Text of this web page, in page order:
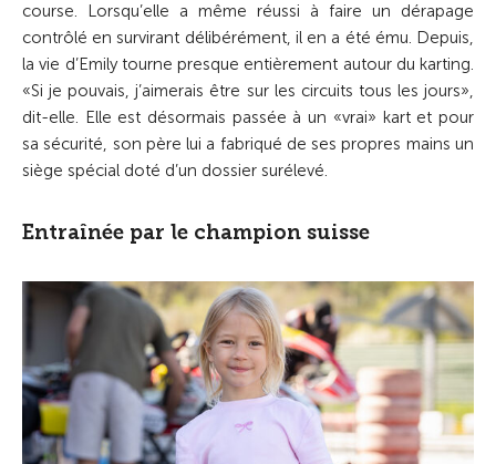
course. Lorsqu’elle a même réussi à faire un dérapage
contrôlé en survirant délibérément, il en a été ému. Depuis,
la vie d’Emily tourne presque entièrement autour du karting.
«Si je pouvais, j’aimerais être sur les circuits tous les jours»,
dit-elle. Elle est désormais passée à un «vrai» kart et pour
sa sécurité, son père lui a fabriqué de ses propres mains un
siège spécial doté d’un dossier surélevé.
Entraînée par le champion suisse